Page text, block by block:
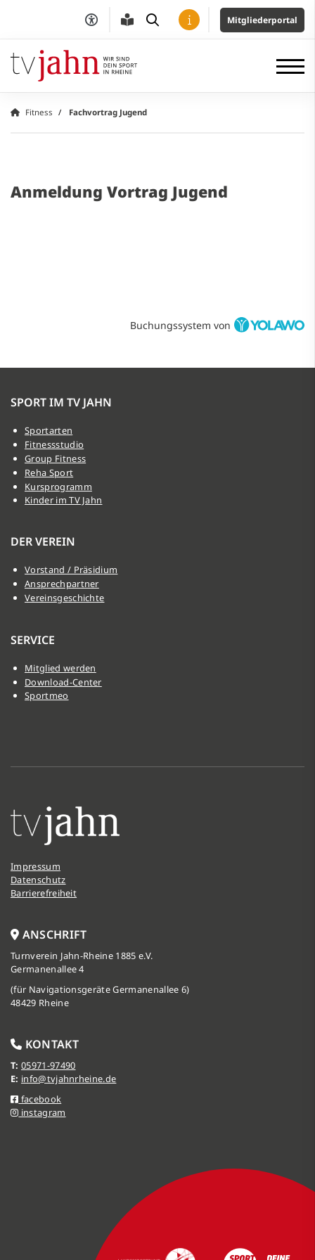
Mitgliederportal
Fitness Fachvortrag Jugend
Anmeldung Vortrag Jugend
Buchungssystem von
SPORT IM TV JAHN
Sportarten
Fitnessstudio
Group Fitness
Reha Sport
Kursprogramm
Kinder im TV Jahn
DER VEREIN
Vorstand / Präsidium
Ansprechpartner
Vereinsgeschichte
SERVICE
Mitglied werden
Download-Center
Sportmeo
Impressum
Datenschutz
Barrierefreiheit
ANSCHRIFT
Turnverein Jahn-Rheine 1885 e.V.
Germanenallee 4
(für Navigationsgeräte Germanenallee 6)
48429 Rheine
KONTAKT
T: 05971-97490
E: info@tvjahnrheine.de
facebook
instagram